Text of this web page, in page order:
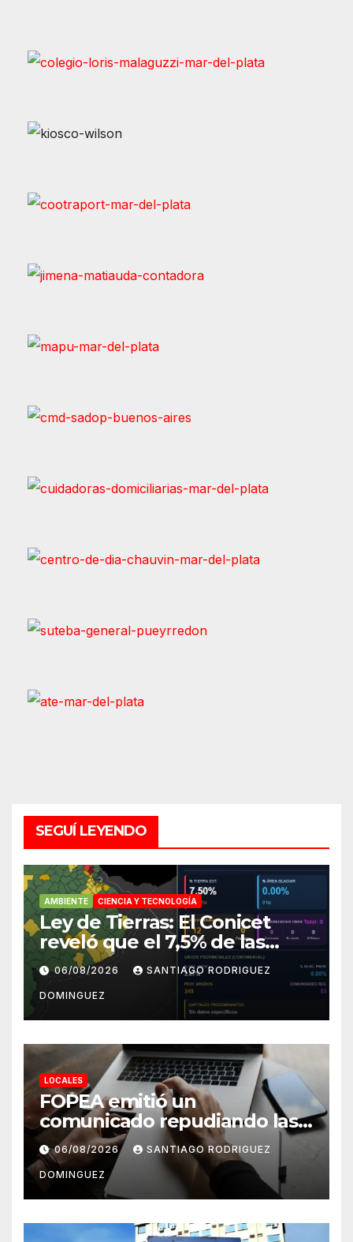
SEGUÍ LEYENDO
AMBIENTE CIENCIA Y TECNOLOGÍA
Ley de Tierras: El Conicet
reveló que el 7,5% de las
tierras rurales de Mar del
Plata pertenecen a
extranjeros
06/08/2026 SANTIAGO RODRIGUEZ
DOMINGUEZ
LOCALES
FOPEA emitió un
comunicado repudiando las
cuentas pseudo periodísticas
de Instagram en Mar del
Plata
06/08/2026 SANTIAGO RODRIGUEZ
DOMINGUEZ